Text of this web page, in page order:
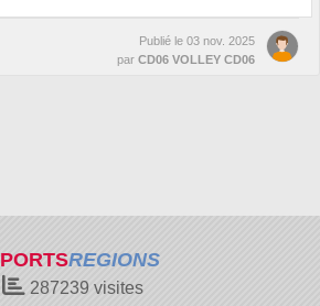
Publié le 03 nov. 2025
par CD06 VOLLEY CD06
REGIONS
287239 visites